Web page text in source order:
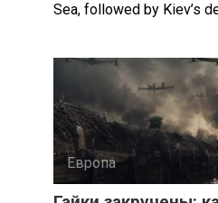
Sea, followed by Kiev’s
Европа